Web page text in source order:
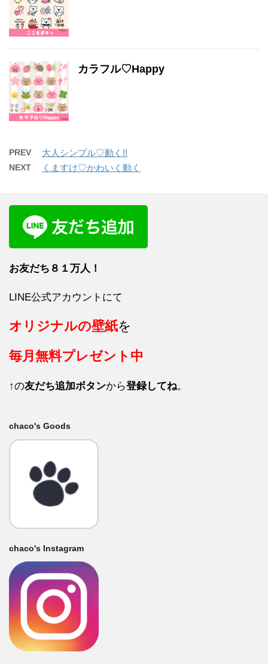
カラフル♡Happy
PREV 大人シンプル♡動く!!
NEXT くますけ♡かわいく動く
お友だち８１万人！
LINE公式アカウントにて
オリジナルの壁紙を
毎月 無料プレゼント中
↑の友だち追加ボタンから登録してね。
chaco's Goods
chaco's Instagram